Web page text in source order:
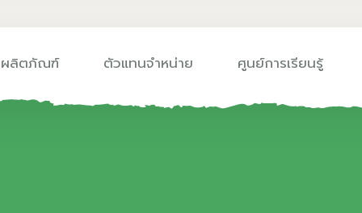
ผลิตภัณฑ์ ตัวแทนจำหน่าย ศูนย์การเรียนรู้